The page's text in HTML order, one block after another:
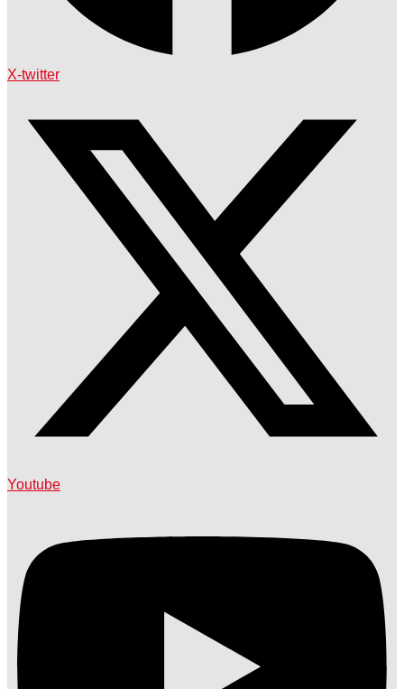
X-twitter
Youtube